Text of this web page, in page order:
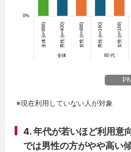
※現在利用していない人が対象
4. 年代が若いほど利用意
では男性の方がやや高い